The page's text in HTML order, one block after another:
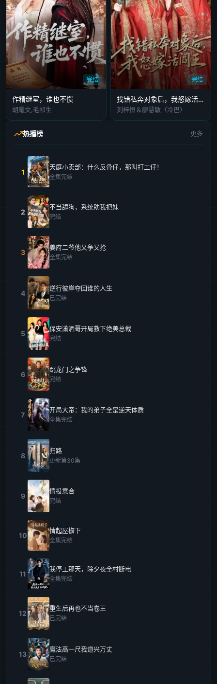
完结
作精继室，谁也不惯
胡耀文,毛祁生
完结
找错私奔对象后，我怒嫁活阎王
刘梓恒＆廖慧敏（冷巴）
热播榜 更多
1
天庭小卖部：什么反骨仔，那叫打工仔！
全集完结
2
不当舔狗，系统助我把妹
完结
3
姜府二爷他又争又抢
全集完结
4
逆行彼岸夺回谁的人生
已完结
5
保安潇洒哥开局救下绝美总裁
完结
6
跳龙门之争锋
完结
7
开局大帝：我的弟子全是逆天体质
全集完结
8
归路
更新第30集
9
情投意合
完结
10
情起屋檐下
全集完结
11
我停工那天，除夕夜全村断电
全集完结
12
重生后再也不当卷王
已完结
13
魔法高一尺我道兴万丈
已完结